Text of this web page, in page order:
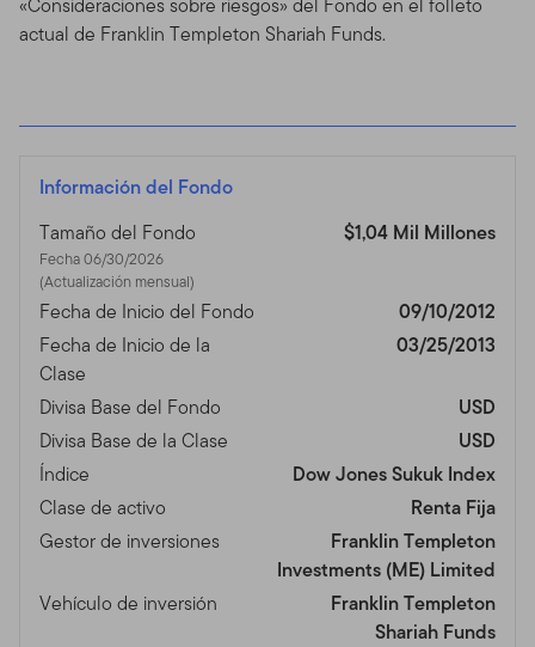
actual de Franklin Templeton Shariah Funds.
Información del Fondo
Tamaño del Fondo
Fecha 06/30/2026
(Actualización mensual)
$1,04 Mil Millones
Fecha de Inicio del Fondo
09/10/2012
Fecha de Inicio de la
Clase
03/25/2013
Divisa Base del Fondo
USD
Divisa Base de la Clase
USD
Índice
Dow Jones Sukuk Index
Clase de activo
Renta Fija
Gestor de inversiones
Franklin Templeton
Investments (ME) Limited
Vehículo de inversión
Franklin Templeton
Shariah Funds